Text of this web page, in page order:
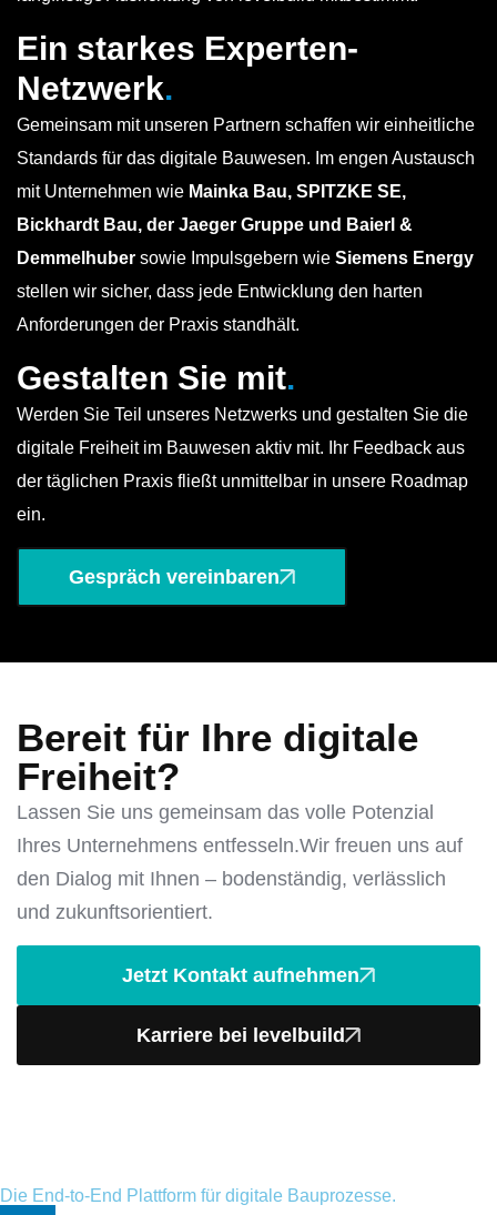
Ein starkes Experten-
Netzwerk.
Gemeinsam mit unseren Partnern schaffen wir einheitliche
Standards für das digitale Bauwesen. Im engen Austausch
mit Unternehmen wie Mainka Bau, SPITZKE SE,
Bickhardt Bau, der Jaeger Gruppe und Baierl &
Demmelhuber sowie Impulsgebern wie Siemens Energy
stellen wir sicher, dass jede Entwicklung den harten
Anforderungen der Praxis standhält.
Gestalten Sie mit.
Werden Sie Teil unseres Netzwerks und gestalten Sie die
digitale Freiheit im Bauwesen aktiv mit. Ihr Feedback aus
der täglichen Praxis fließt unmittelbar in unsere Roadmap
ein.
Gespräch vereinbaren
Bereit für Ihre digitale
Freiheit?
Lassen Sie uns gemeinsam das volle Potenzial
Ihres Unternehmens entfesseln.Wir freuen uns auf
den Dialog mit Ihnen – bodenständig, verlässlich
und zukunftsorientiert.
Jetzt Kontakt aufnehmen
Karriere bei levelbuild
Die End-to-End Plattform für digitale Bauprozesse.